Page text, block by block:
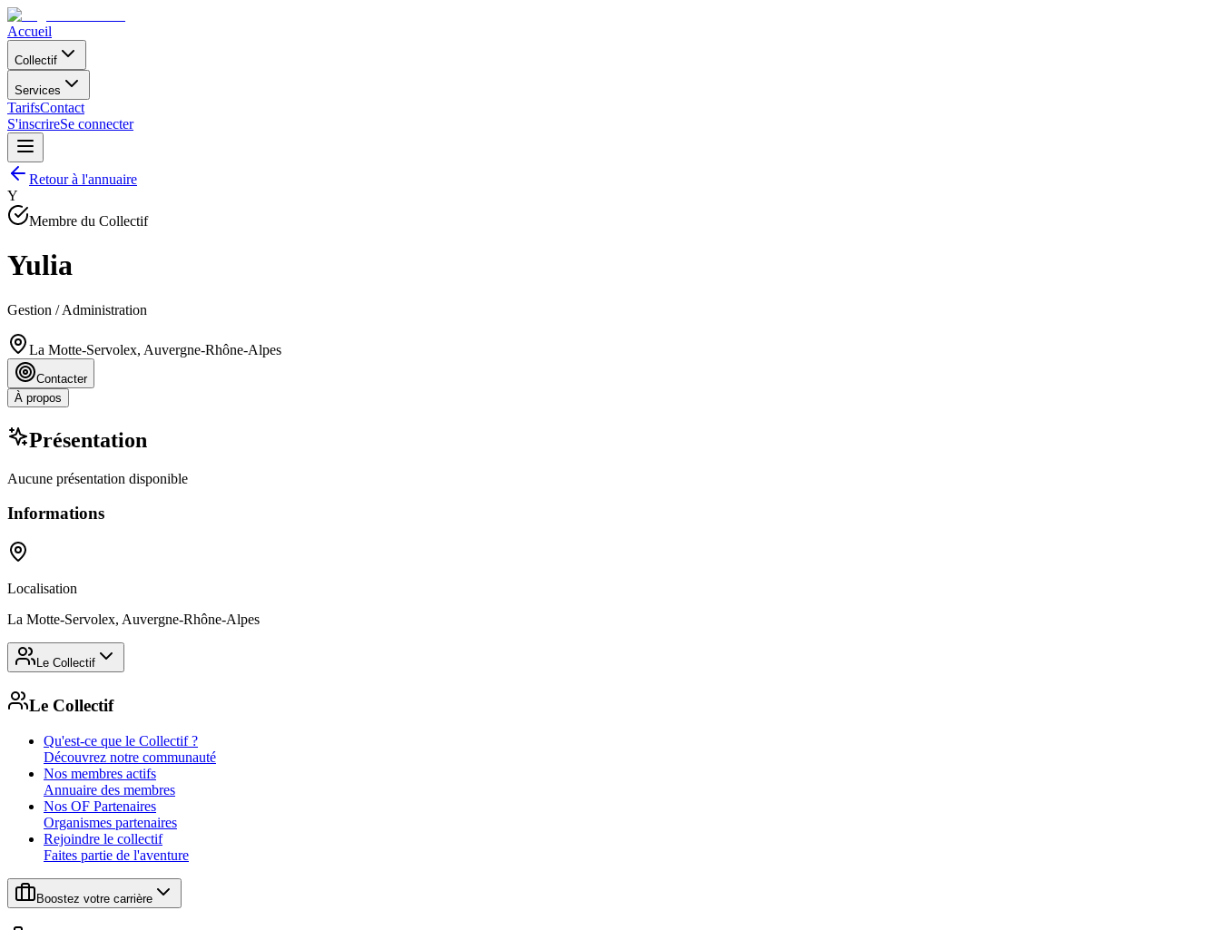
Accueil
Collectif
Services
TarifsContact
S'inscrireSe connecter
Retour à l'annuaire
Y
Membre du Collectif
Yulia
Gestion / Administration
La Motte-Servolex, Auvergne-Rhône-Alpes
Contacter
À propos
Présentation
Aucune présentation disponible
Informations
Localisation
La Motte-Servolex, Auvergne-Rhône-Alpes
Le Collectif
Le Collectif
Qu'est-ce que le Collectif ?
Découvrez notre communauté
Nos membres actifs
Annuaire des membres
Nos OF Partenaires
Organismes partenaires
Rejoindre le collectif
Faites partie de l'aventure
Boostez votre carrière